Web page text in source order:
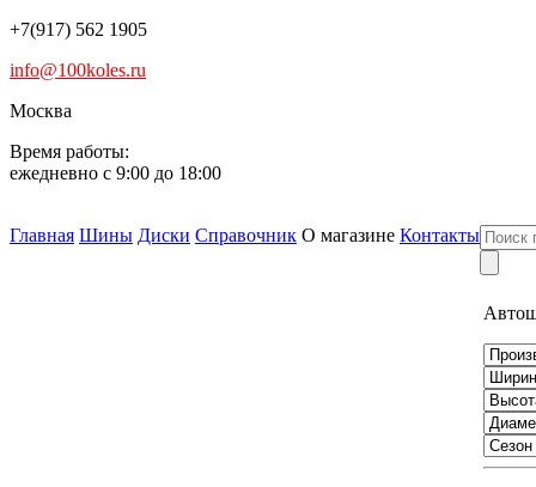
+7(917) 562 1905
info@100koles.ru
Москва
Время работы:
ежедневно с 9:00 до 18:00
Главная Шины Диски Справочник О магазине Контакты